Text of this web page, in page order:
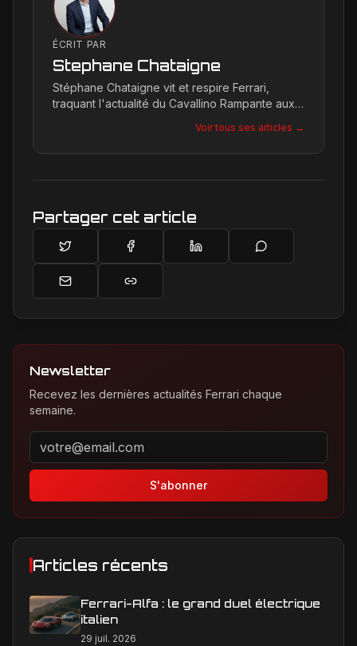
ÉCRIT PAR
Stephane Chataigne
Stéphane Chataigne vit et respire Ferrari,
traquant l'actualité du Cavallino Rampante aux
permet de décrypter les tendances et les
secrets de la marque, offrant une plongée
passionnés.
Voir tous ses articles →
Partager cet article
Newsletter
Recevez les dernières actualités Ferrari chaque
semaine.
Adresse email pour la newsletter
S'abonner
Articles récents
Ferrari-Alfa : le grand duel électrique
italien
29 juil. 2026